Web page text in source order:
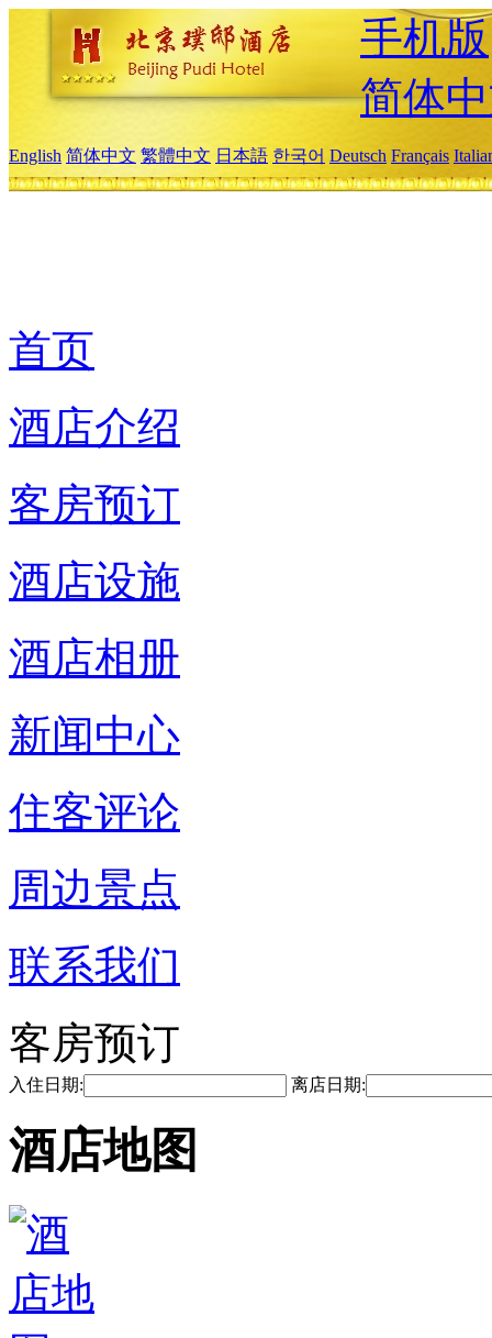
手机版
简体
English 简体中文 繁體中文 日本語 한국어 Deutsch Français
首页
酒店介绍
客房预订
酒店设施
酒店相册
新闻中心
住客评论
周边景点
联系我们
客房预订
入住日期: 离店日期:
酒店地图